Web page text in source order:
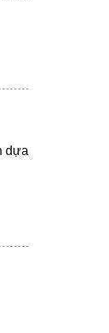
dựa